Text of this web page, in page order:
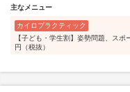
主なメニュー
カイロプラクティック
【子ども・学生割】姿勢問題、ス
円（税抜）